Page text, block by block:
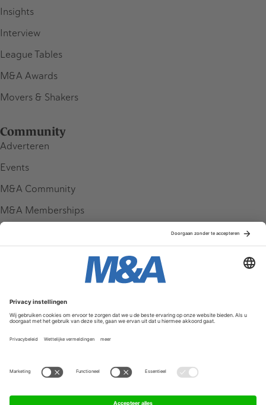
Insights
Interview
League Tables
M&A Awards
Movers & Shakers
Community
Adverteren
Events
M&A Community
M&A Memberships
Service & Contact
Contact
FAQ
Werken bij ons